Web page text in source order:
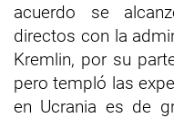
acuerdo se
directos con la
Kremlin, por su
pero templó las
en Ucrania es de